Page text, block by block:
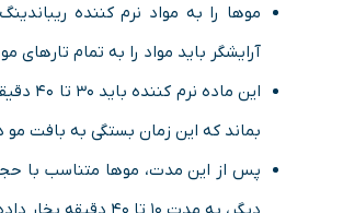
موها را به مواد نرم کننده
آرایشگر باید مواد را به تمام تارهای
این ماده
بماند که این زمان بستگی به بافت مو
پس از این مدت، موها متناسب با